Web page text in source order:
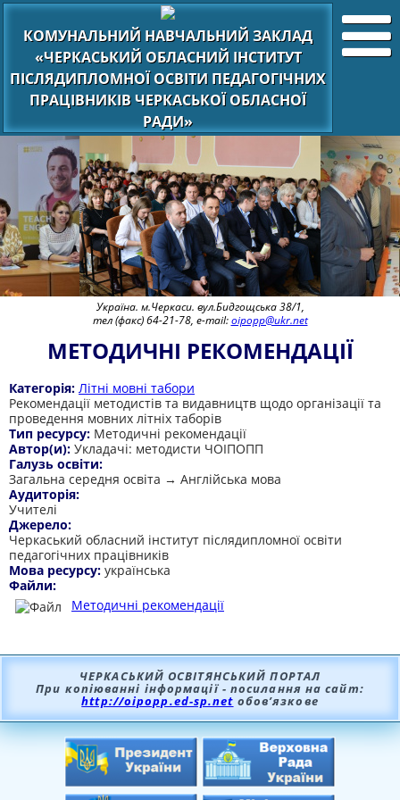
КОМУНАЛЬНИЙ НАВЧАЛЬНИЙ ЗАКЛАД
«ЧЕРКАСЬКИЙ ОБЛАСНИЙ ІНСТИТУТ
ПІСЛЯДИПЛОМНОЇ ОСВІТИ ПЕДАГОГІЧНИХ
ПРАЦІВНИКІВ ЧЕРКАСЬКОЇ ОБЛАСНОЇ
РАДИ»
Україна. м.Черкаси. вул.Бидгощська 38/1,
тел (факс) 64-21-78, e-mail:oipopp@ukr.net
МЕТОДИЧНІ РЕКОМЕНДАЦІЇ
Категорія: Літні мовні табори
Рекомендації методистів та видавництв щодо організації та
проведення мовних літніх таборів
Тип ресурсу: Методичні рекомендації
Автор(и): Укладачі: методисти ЧОІПОПП
Галузь освіти:
Загальна середня освіта → Англійська мова
Аудиторія:
Учителі
Джерело:
Черкаський обласний інститут післядипломної освіти
педагогічних працівників
Мова ресурсу: українська
Файли:
Методичні рекомендації
ЧЕРКАСЬКИЙ ОСВІТЯНСЬКИЙ ПОРТАЛ
При копіюванні інформації - посилання на сайт:
http://oipopp.ed-sp.net обов’язкове